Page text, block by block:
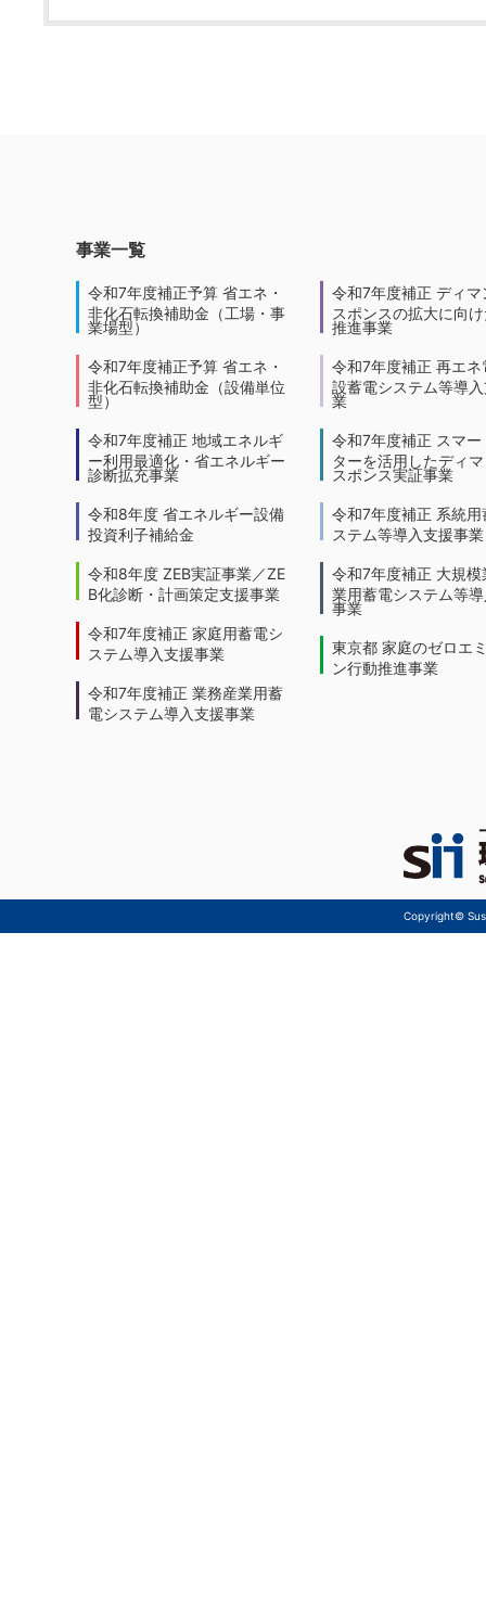
事業一覧
令和7年度補正予算 省エネ・
非化石転換補助金（工場・事
業場型）
令和7年度補正予算 省エネ・
非化石転換補助金（設備単位
型）
令和7年度補正 地域エネルギ
ー利用最適化・省エネルギー
診断拡充事業
令和8年度 省エネルギー設備
投資利子補給金
令和8年度 ZEB実証事業／ZE
B化診断・計画策定支援事業
令和7年度補正 家庭用蓄電シ
ステム導入支援事業
令和7年度補正 業務産業用蓄
電システム導入支援事業
令和7年度補正 ディマ
スポンスの拡大に向
推進事業
令和7年度補正 再エネ
設蓄電システム等導
業
令和7年度補正 スマー
ターを活用したディ
スポンス実証事業
令和7年度補正 系統用
ステム等導入支援事業
令和7年度補正 大規模
業用蓄電システム等
事業
東京都 家庭のゼロエ
ン行動推進事業
Copyright©